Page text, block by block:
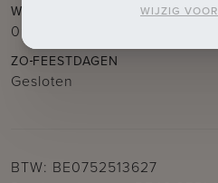
WO
09.30u – 12.30u
ZO FEESTDAGEN
Gesloten
BTW: BE0752513627
WIJZIG